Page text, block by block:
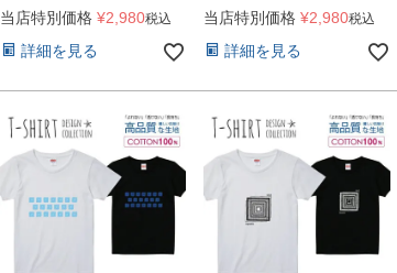
当店特別価格 ¥2,980税込
詳細を見る
当店特別価格 ¥2,980税込
詳細を見る